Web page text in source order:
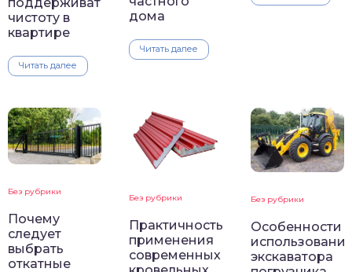
поддерживать
чистоту в
квартире
Читать далее
дома
Читать далее
Без рубрики
Почему
следует
выбрать
откатные
Без рубрики
Практичность
применения
современных
Без рубрики
Особенности
экскаватора